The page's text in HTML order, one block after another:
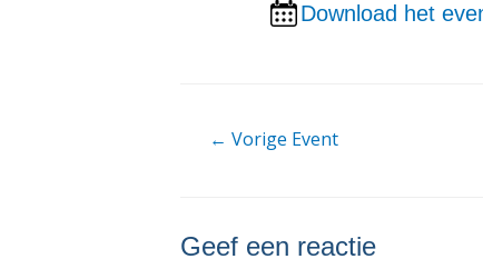
Download het
Berichtnavigatie
← Vorige Event
Geef een reactie